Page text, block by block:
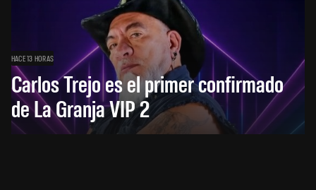
HACE 13 HORAS
Carlos Trejo es el primer confirmado
de La Granja VIP 2